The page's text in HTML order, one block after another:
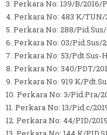
3. Perkara No: 139/B/2016/
4. Perkara No: 483 K/TUN/
5. Perkara No: 288/
6. Perkara No: 03/Pid.Sus/
7. Perkara No: 53/
8. Perkara No: 340/PDT/
9. Perkara No: 919 K/
10. Perkara No: 3/Pid.Pra/
11. Perkara No: 13/Pid.c/
12. Perkara No: 44/PID/